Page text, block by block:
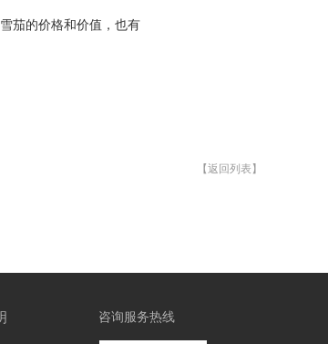
茄的价格和价值，也有
【返回列表】
咨询服务热线